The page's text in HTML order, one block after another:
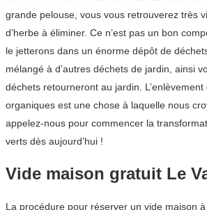
grande pelouse, vous vous retrouverez très
d’herbe à éliminer. Ce n’est pas un bon
le jetterons dans un énorme dépôt de
mélangé à d’autres déchets de jardin, ainsi
déchets retourneront au jardin.
organiques est une chose à laquelle nous
appelez-nous pour commencer la
verts dès aujourd’hui !
Vide maison gratuit Le
La procédure pour réserver un vide maison